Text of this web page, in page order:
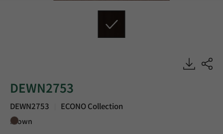
DEWN2753
DEWN2753 ECONO Collection
Brown